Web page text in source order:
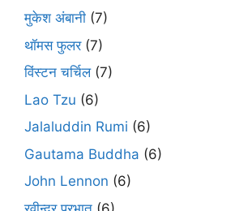
मुकेश अंबानी (7)
थॉमस फुलर(7)
विंस्टन चर्चिल(7)
Lao Tzu (6)
Jalaluddin Rumi (6)
Gautama Buddha (6)
John Lennon (6)